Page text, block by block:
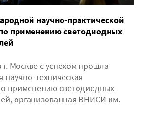
научно-практической
применению светодиодных
г. Москве с успехом прошла
техническая
применению светодиодных
организованная ВНИСИ им.